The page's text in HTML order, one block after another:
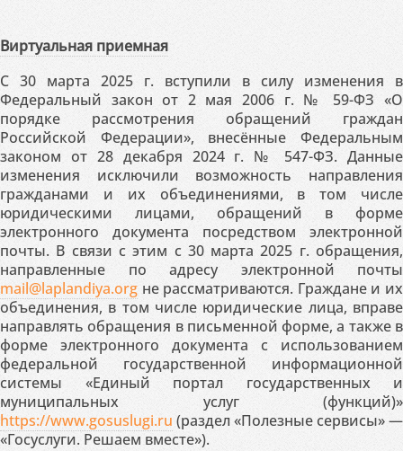
Виртуальная приемная
С 30 марта 2025 г. вступили в силу изменения в
Федеральный закон от 2 мая 2006 г. № 59-ФЗ «О
порядке рассмотрения обращений граждан
Российской Федерации», внесённые Федеральным
законом от 28 декабря 2024 г. № 547-ФЗ. Данные
изменения исключили возможность направления
гражданами и их объединениями, в том числе
юридическими лицами, обращений в форме
электронного документа посредством электронной
почты. В связи с этим с 30 марта 2025 г. обращения,
направленные по адресу электронной почты
mail@laplandiya.org не рассматриваются. Граждане и их
объединения, в том числе юридические лица, вправе
направлять обращения в письменной форме, а также в
форме электронного документа с использованием
федеральной государственной информационной
системы «Единый портал государственных и
муниципальных услуг (функций)»
https://www.gosuslugi.ru (раздел «Полезные сервисы» —
«Госуслуги. Решаем вместе»).